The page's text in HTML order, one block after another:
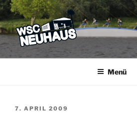
Zum
Inhalt
springen
WSC NEUHAUS
Der Verein mit dem Haus am See
Menü
VERÖFFENTLICHT
7. APRIL 2009